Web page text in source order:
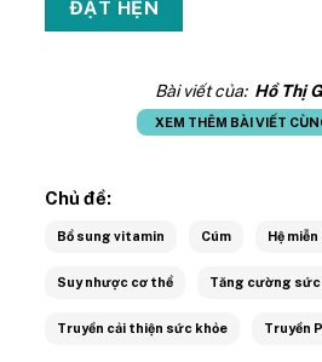
Bài viết của: Hồ Thị
XEM THÊM BÀI VIẾT
Chủ đề:
Bổ sung vitamin Cúm Hệ
Suy nhược cơ thể Tăng cường sức
Truyền cải thiện sức khỏe Truyền